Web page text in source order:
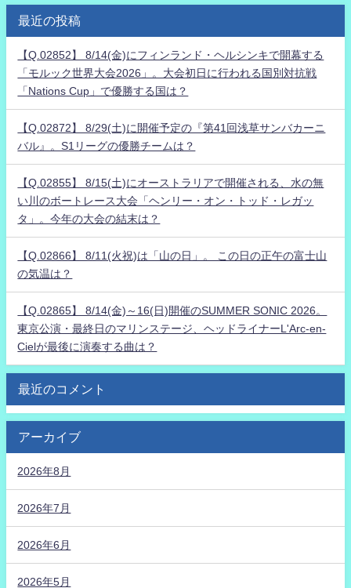
最近の投稿
【Q.02852】 8/14(金)にフィンランド・ヘルシンキで開幕する
「モルック世界大会2026」。大会初日に行われる国別対抗戦
「Nations Cup」で優勝する国は？
【Q.02872】 8/29(土)に開催予定の『第41回浅草サンバカーニ
バル』。S1リーグの優勝チームは？
【Q.02855】 8/15(土)にオーストラリアで開催される、水の無
い川のボートレース大会「ヘンリー・オン・トッド・レガッ
タ」。今年の大会の結末は？
【Q.02866】 8/11(火祝)は「山の日」。 この日の正午の富士山
の気温は？
【Q.02865】 8/14(金)～16(日)開催のSUMMER SONIC 2026。
東京公演・最終日のマリンステージ、ヘッドライナーL'Arc-en-
Cielが最後に演奏する曲は？
最近のコメント
アーカイブ
2026年8月
2026年7月
2026年6月
2026年5月